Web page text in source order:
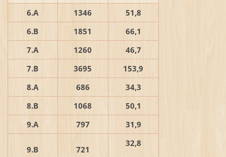
6.A
1346
51,8
6.B
1851
66,1
7.A
1260
46,7
7.B
3695
153,9
8.A
686
34,3
8.B
1068
50,1
9.A
797 31,9
9.B 721
32,8